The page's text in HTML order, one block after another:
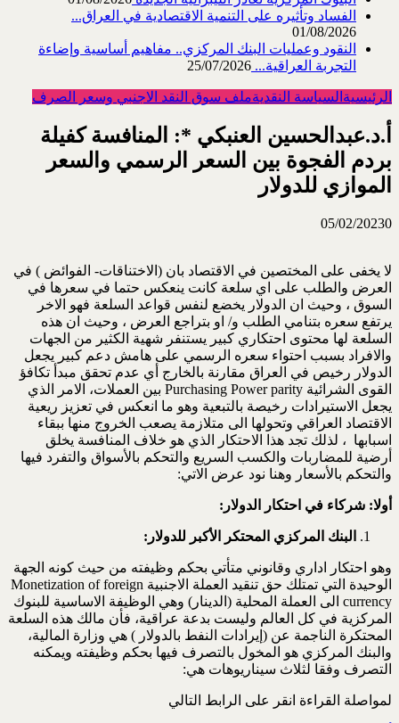
الفساد وتأثيره على التنمية الاقتصادية في العراق...
01/08/2026
النقود وعمليات البنك المركزي.. مفاهيم أساسية وإضاءة
التجربة العراقية... 25/07/2026
الرئيسية السياسة النقديةملف سوق النقد الاجنبي وسعر الصرف
أ.د.عبدالحسين العنبكي *: المنافسة كفيلة
بردم الفجوة بين السعر الرسمي والسعر
الموازي للدولار
05/02/20230
لا يخفى على المختصين في الاقتصاد بان (الاختناقات- الفوائض ) في
العرض والطلب على اي سلعة كانت ينعكس حتما في سعرها في
السوق ، وحيث ان الدولار يخضع لنفس قواعد السلعة فهو الاخر
يرتفع سعره بتنامي الطلب و/ او بتراجع العرض ، وحيث ان هذه
السلعة لها محتوى احتكاري كبير يستنفر شهية الكثير من الجهات
والافراد بسبب احتواء سعره الرسمي على هامش دعم كبير يجعل
الدولار رخيص في العراق مقارنة بالخارج أي عدم تحقق مبدأ تكافؤ
القوى الشرائية Purchasing Power parity بين العملات، الامر الذي
يجعل الاستيرادات رخيصة بالتبعية وهو ما انعكس في تعزيز ريعية
الاقتصاد العراقي وتحولها الى متلازمة يصعب الخروج منها ببقاء
اسبابها ، لذلك تجد هذا الاحتكار الذي هو خلاف المنافسة يخلق
أرضية للمضاربات والكسب السريع والتحكم بالأسواق والتفرد فيها
والتحكم بالأسعار وهنا نود عرض الاتي:
أولا: شركاء في احتكار الدولار:
البنك المركزي المحتكر الأكبر للدولار:
وهو احتكار اداري وقانوني متأتي بحكم وظيفته من حيث كونه الجهة
الوحيدة التي تمتلك حق تنقيد العملة الاجنبية Monetization of foreign
currency الى العملة المحلية (الدينار) وهي الوظيفة الاساسية للبنوك
المركزية في كل العالم وليست بدعة عراقية، فأن مالك هذه السلعة
المحتكرة الناجمة عن (إيرادات النفط بالدولار ) هي وزارة المالية،
والبنك المركزي هو المخول بالتصرف فيها بحكم وظيفته ويمكنه
التصرف وفقا لثلاث سيناريوهات هي:
لمواصلة القراءة انقر على الرابط التالي